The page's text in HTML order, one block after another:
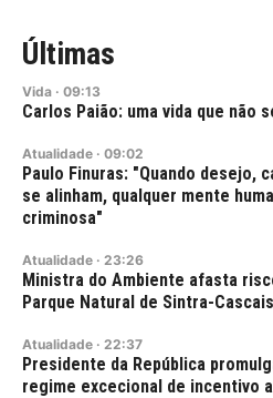
Últimas
Vida · 09:13
Carlos Paião: uma vida que não
Atualidade · 09:02
Paulo Finuras: "Quando desejo,
se alinham, qualquer mente
criminosa"
Atualidade · 23:26
Ministra do Ambiente afasta
Parque Natural de Sintra-Cascais
Atualidade · 22:37
Presidente da República
regime excecional de incentivo